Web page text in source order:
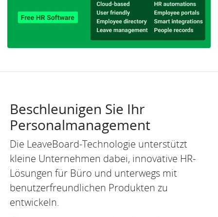
Beschleunigen Sie Ihr
Personalmanagement
Die LeaveBoard-Technologie unterstützt
kleine Unternehmen dabei, innovative HR-
Lösungen für Büro und unterwegs mit
benutzerfreundlichen Produkten zu
entwickeln.